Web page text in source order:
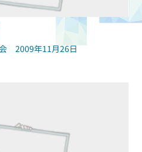
2009年11月26日